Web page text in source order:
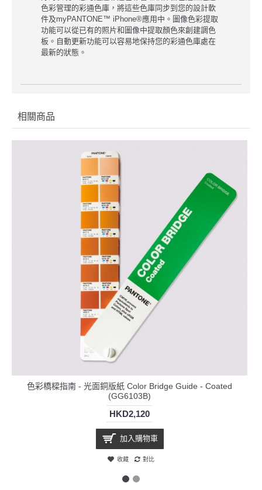
色彩管理的彩通色庫，將這些色庫同步到您的設計軟
件及myPANTONE™ iPhone®應用中。圖像色彩提取
功能可以從已有的照片和圖像中提取顏色來創建調色
板。自動更新功能可以容易地保持您的彩通色庫處在
最新的狀態。
相關商品
色彩橋樑指南 - 光面銅版紙 Color Bridge Guide - Coated
(GG6103B)
HKD2,120
加入購物車
收藏 對比